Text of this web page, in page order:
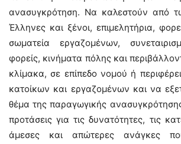
ανασυγκρότηση. Να καλεστούν από
Έλληνες και ξένοι, επιμελητήρια,
σωματεία εργαζομένων,
φορείς, κινήματα πόλης και
κλίμακα, σε επίπεδο νομού ή
κατοίκων και εργαζομένων και να
θέμα της παραγωγικής
προτάσεις για τις δυνατότητες, τις
άμεσες και απώτερες ανάγκες